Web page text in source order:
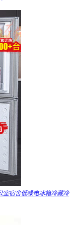
室宿舍低噪电冰箱冷藏冷